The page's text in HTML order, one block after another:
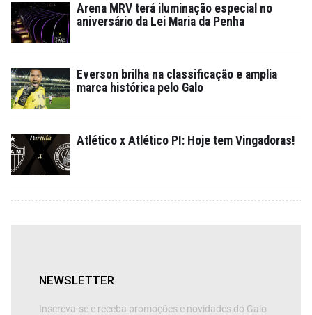
Arena MRV terá iluminação especial no
aniversário da Lei Maria da Penha
Everson brilha na classificação e amplia
marca histórica pelo Galo
Atlético x Atlético PI: Hoje tem Vingadoras!
NEWSLETTER
Inscreva-se e receba promoções e novidades do Galo